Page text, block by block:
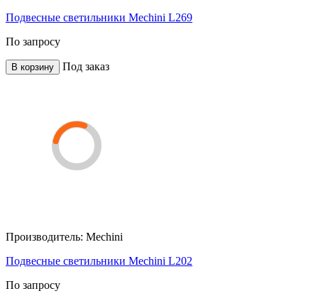
Подвесные светильники Mechini L269
По запросу
В корзину Под заказ
Производитель: Mechini
Подвесные светильники Mechini L202
По запросу